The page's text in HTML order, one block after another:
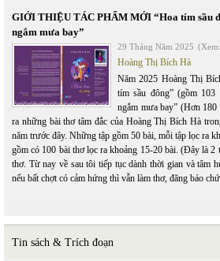
GIỚI THIỆU TÁC PHẨM MỚI “Hoa tím sầu
ngắm mưa bay”
29 Tháng Năm 2025
Hoàng Thị Bích Hà
Năm 2025 Hoàng Thị
tím sầu đông” (gồm
ngắm mưa bay” (Hơn
ra những bài thơ tâm đắc của Hoàng Thị Bích Hà
năm trước đây. Những tập gồm 50 bài, mỗi tập lọc ra
gồm có 100 bài thơ lọc ra khoảng 15-20 bài. (Đây là 2
thơ. Từ nay về sau tôi tiếp tục dành thời gian và tâm
nếu bất chợt có cảm hứng thì vẫn làm thơ, đăng báo
Tin sách & Trích đoạn